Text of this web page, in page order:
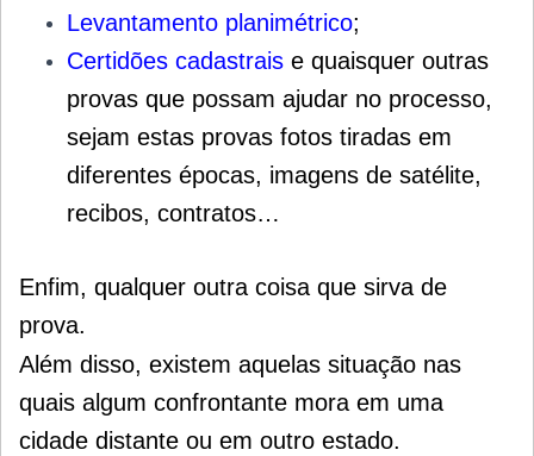
Levantamento planimétrico;
Certidões cadastrais e quaisquer outras
provas que possam ajudar no processo,
sejam estas provas fotos tiradas em
diferentes épocas, imagens de satélite,
recibos, contratos…
Enfim, qualquer outra coisa que sirva de
prova.
Além disso, existem aquelas situação nas
quais algum confrontante mora em uma
cidade distante ou em outro estado.